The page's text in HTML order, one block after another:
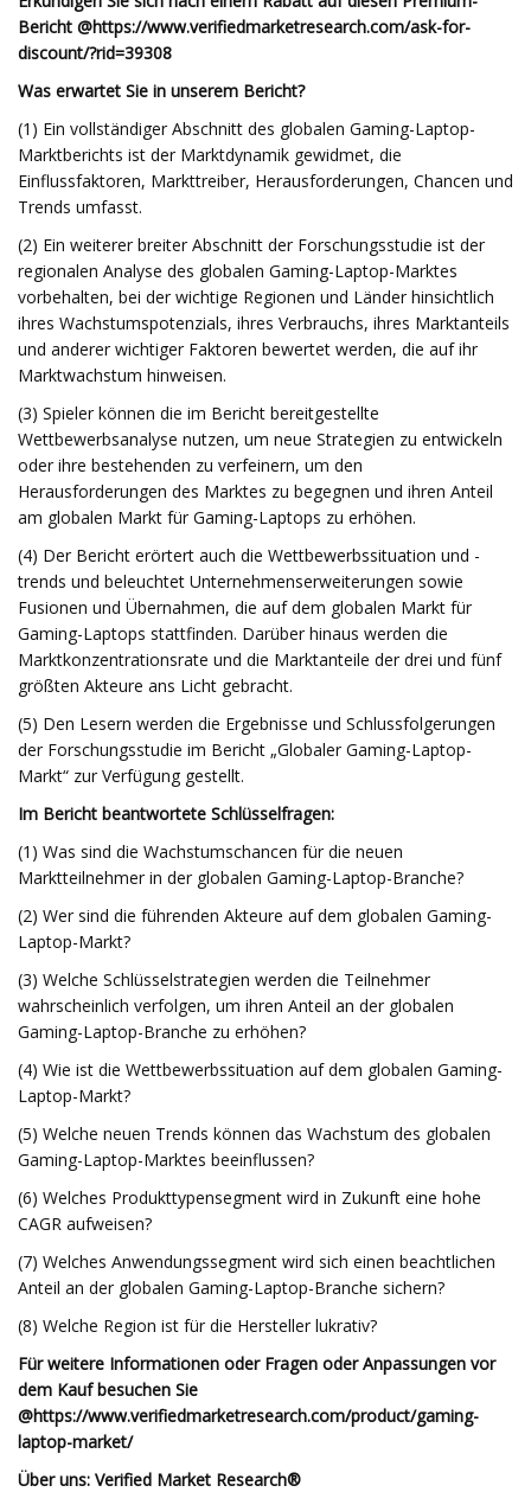
Bericht @https://www.verifiedmarketresearch.com/ask-for-
discount/?rid=39308
Was erwartet Sie in unserem Bericht?
(1) Ein vollständiger Abschnitt des globalen Gaming-Laptop-
Marktberichts ist der Marktdynamik gewidmet, die
Einflussfaktoren, Markttreiber, Herausforderungen, Chancen und
Trends umfasst.
(2) Ein weiterer breiter Abschnitt der Forschungsstudie ist der
regionalen Analyse des globalen Gaming-Laptop-Marktes
vorbehalten, bei der wichtige Regionen und Länder hinsichtlich
ihres Wachstumspotenzials, ihres Verbrauchs, ihres Marktanteils
und anderer wichtiger Faktoren bewertet werden, die auf ihr
Marktwachstum hinweisen.
(3) Spieler können die im Bericht bereitgestellte
Wettbewerbsanalyse nutzen, um neue Strategien zu entwickeln
oder ihre bestehenden zu verfeinern, um den
Herausforderungen des Marktes zu begegnen und ihren Anteil
am globalen Markt für Gaming-Laptops zu erhöhen.
(4) Der Bericht erörtert auch die Wettbewerbssituation und -
trends und beleuchtet Unternehmenserweiterungen sowie
Fusionen und Übernahmen, die auf dem globalen Markt für
Gaming-Laptops stattfinden. Darüber hinaus werden die
Marktkonzentrationsrate und die Marktanteile der drei und fünf
größten Akteure ans Licht gebracht.
(5) Den Lesern werden die Ergebnisse und Schlussfolgerungen
der Forschungsstudie im Bericht „Globaler Gaming-Laptop-
Markt“ zur Verfügung gestellt.
Im Bericht beantwortete Schlüsselfragen:
(1) Was sind die Wachstumschancen für die neuen
Marktteilnehmer in der globalen Gaming-Laptop-Branche?
(2) Wer sind die führenden Akteure auf dem globalen Gaming-
Laptop-Markt?
(3) Welche Schlüsselstrategien werden die Teilnehmer
wahrscheinlich verfolgen, um ihren Anteil an der globalen
Gaming-Laptop-Branche zu erhöhen?
(4) Wie ist die Wettbewerbssituation auf dem globalen Gaming-
Laptop-Markt?
(5) Welche neuen Trends können das Wachstum des globalen
Gaming-Laptop-Marktes beeinflussen?
(6) Welches Produkttypensegment wird in Zukunft eine hohe
CAGR aufweisen?
(7) Welches Anwendungssegment wird sich einen beachtlichen
Anteil an der globalen Gaming-Laptop-Branche sichern?
(8) Welche Region ist für die Hersteller lukrativ?
Für weitere Informationen oder Fragen oder Anpassungen vor
dem Kauf besuchen Sie
@https://www.verifiedmarketresearch.com/product/gaming-
laptop-market/
Über uns: Verified Market Research®